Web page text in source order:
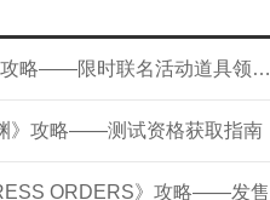
《inZOI》攻略——限时联名活动道具领取方法介绍
》攻略——测试资格获取指南